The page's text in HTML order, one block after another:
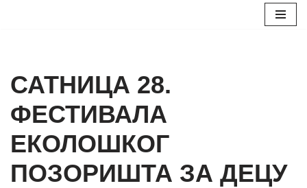
САТНИЦА 28.
ФЕСТИВАЛА
ЕКОЛОШКОГ
ПОЗОРИШТА ЗА ДЕЦУ